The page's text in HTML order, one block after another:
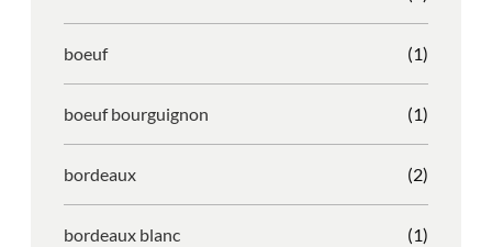
boeuf (1)
boeuf bourguignon (1)
bordeaux (2)
bordeaux blanc (1)